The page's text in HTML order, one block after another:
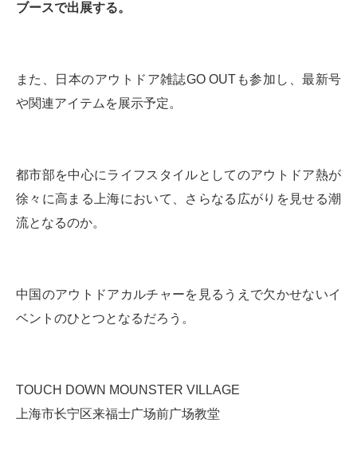
ブースで出展する。
また、日本のアウトドア雑誌GO OUTも参加し、最新号
や関連アイテムを展示予定。
都市部を中心にライフスタイルとしてのアウトドア熱が
徐々に高まる上海において、さらなる広がりを見せる潮
流となるのか。
中国のアウトドアカルチャーを見るうえで欠かせないイ
ベントのひとつとなるだろう。
TOUCH DOWN MOUNSTER VILLAGE
上海市长宁区来福士广场前广场教堂